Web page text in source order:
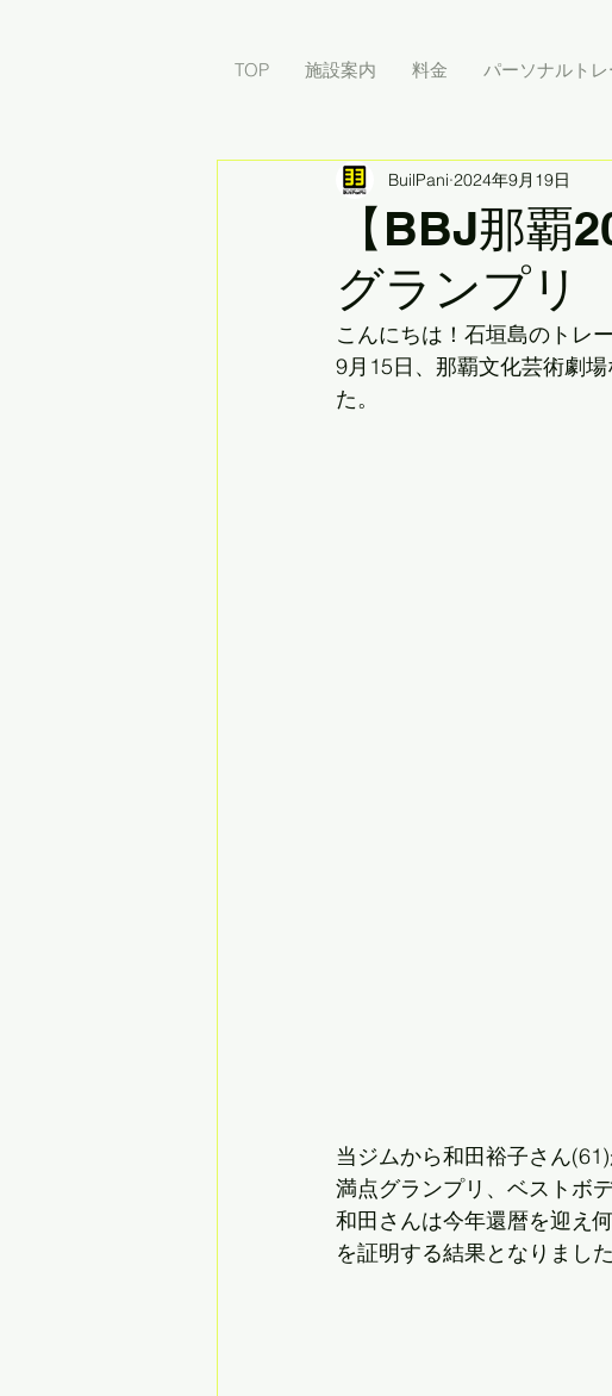
TOP 施設案内 料金 パーソナルト
【BBJ那覇
グランプリ
BuilPani 2024年9月19日
こんにちは！石垣島のトレ
9月15日、那覇文化芸術劇
た。
当ジムから和田裕子さん
満点グランプリ、ベストボ
和田さんは今年還暦を迎え
を証明する結果となりました